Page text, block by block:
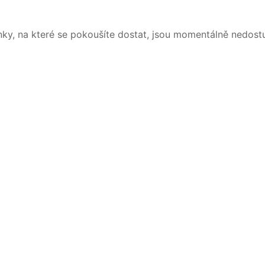
na které se pokoušíte dostat, jsou momentálně